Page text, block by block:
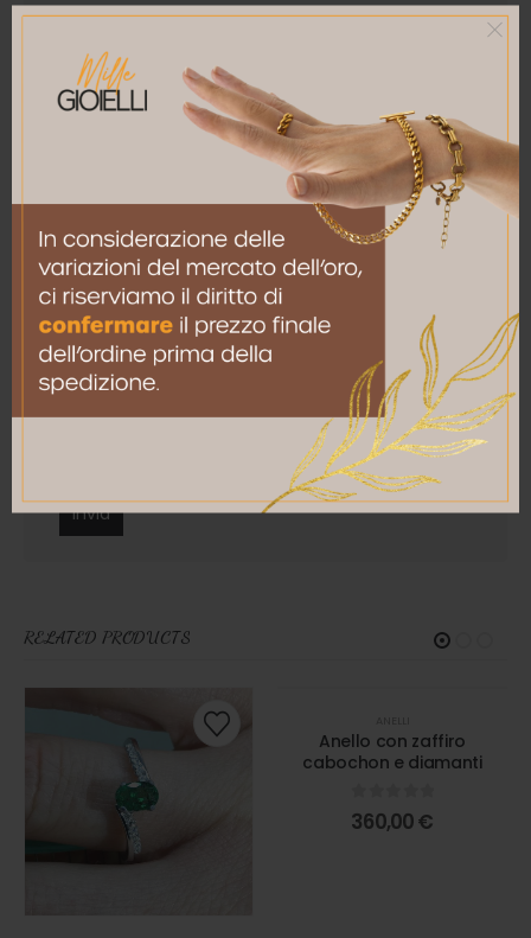
Nome*
Email*
Salva il mio nome, email e sito web in questo
browser per la prossima volta che commento.
RELATED PRODUCTS
Anello con zaffiro
cabochon e diamanti
0 out of 5
360,00€